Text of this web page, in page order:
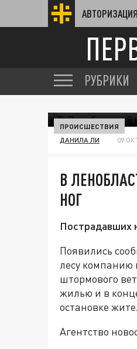
АВТОРИЗАЦИЯ
РУБРИКИ
ПРОИСШЕСТВИЯ
ДАНИЛА ЛИ 09
В
НОГ
Пострадавших
Появились
лесу компанию
штормового
жилью и в
остановке
Агентство